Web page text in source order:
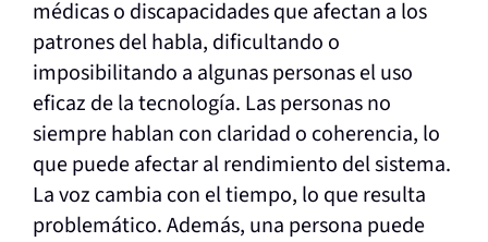
médicas o discapacidades que afectan a los
patrones del habla, dificultando o
imposibilitando a algunas personas el uso
eficaz de la tecnología. Las personas no
siempre hablan con claridad o coherencia, lo
que puede afectar al rendimiento del sistema.
La voz cambia con el tiempo, lo que resulta
problemático. Además, una persona puede